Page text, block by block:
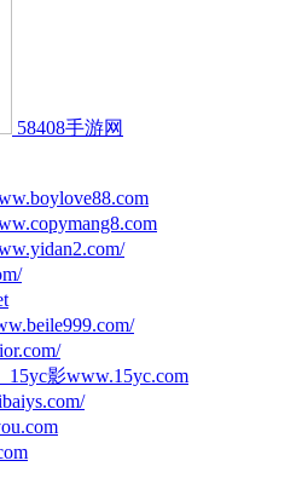
58408手游网
影www.15yc.com